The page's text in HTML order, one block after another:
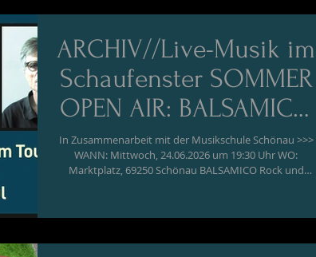
ARCHIV//Live-Musik im
Schaufenster SOMMER
OPEN AIR: BALSAMICO
ft. Rainer Pusch
In Zusammenarbeit mit der Musikschule Schönau >>>
WANN: Mittwoch, 24.06.2026 um 19:30 Uhr WO:
Marktplatz, 69250 Schönau BALSAMICO Rock und
Heidelberger Sängers, Komponisten und Musikers
BALSAMICO-Alben spannen den musikalischen Bogen